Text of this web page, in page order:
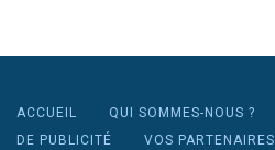
ACCUEIL QUI SOMMES-NOUS ?
DE PUBLICITÉ
VOS PARTENAIRES